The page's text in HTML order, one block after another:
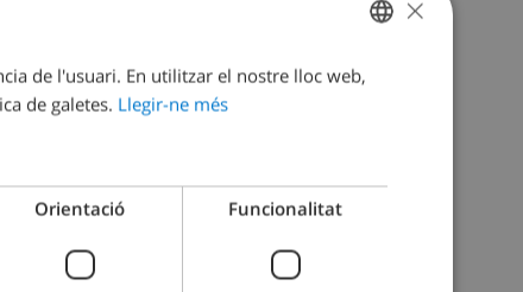
CATALAN
SPANISH
CATALAN
de l'usuari. En utilitzar el nostre lloc web,
de galetes. Llegir-ne més
Orientació Funcionalitat